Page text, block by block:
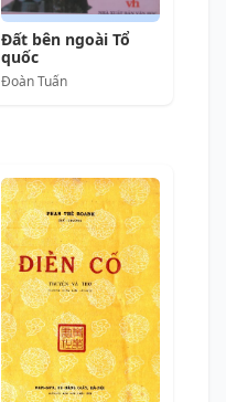
Đất bên ngoài Tổ
quốc
Đoàn Tuấn